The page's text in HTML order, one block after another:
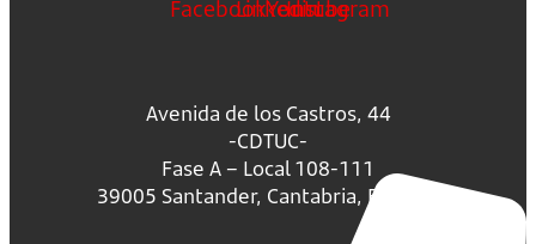
FacebookLinkedin
Youtube
Instagram
Avenida de los Castros, 44
-CDTUC-
Fase A – Local 108-111
39005 Santander, Cantabria, España.